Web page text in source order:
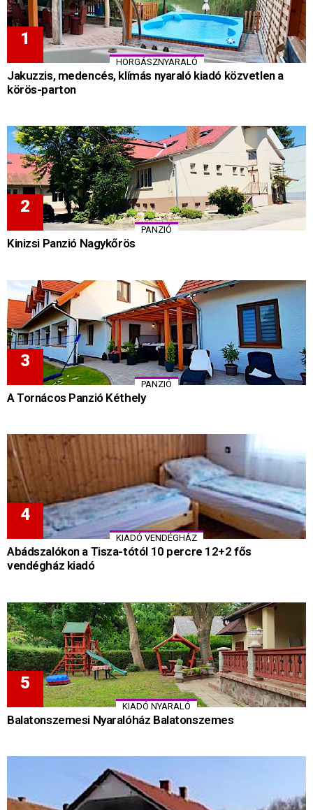
HORGÁSZNYARALÓ
Jakuzzis, medencés, klímás nyaraló kiadó közvetlen a
körös-parton
PANZIÓ
Kinizsi Panzió Nagykőrös
PANZIÓ
A Tornácos Panzió Kéthely
KIADÓ VENDÉGHÁZ
Abádszalókon a Tisza-tótól 10 percre 12+2 fős
vendégház kiadó
KIADÓ NYARALÓ
Balatonszemesi Nyaralóház Balatonszemes